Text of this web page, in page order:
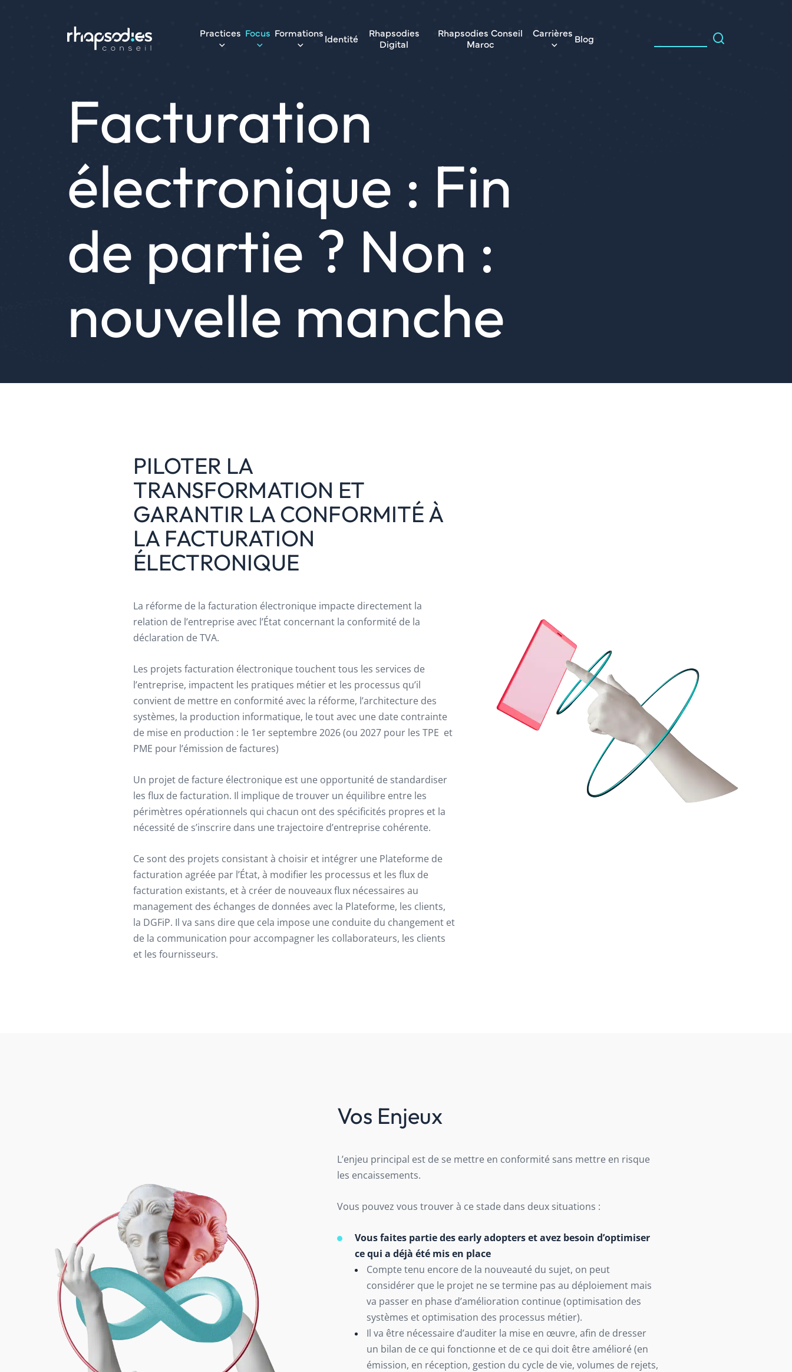
Practices Focus FormationsIdentité
Rhapsodies
Digital
Rhapsodies Conseil
Maroc
Carrières Blog
Facturation
électronique : Fin
de partie ? Non :
nouvelle manche
PILOTER LA
TRANSFORMATION ET
GARANTIR LA CONFORMITÉ À
LA FACTURATION
ÉLECTRONIQUE
La réforme de la facturation électronique impacte directement la
relation de l’entreprise avec l’État concernant la conformité de la
déclaration de TVA.
Les projets facturation électronique touchent tous les services de
l’entreprise, impactent les pratiques métier et les processus qu’il
convient de mettre en conformité avec la réforme, l’architecture des
systèmes, la production informatique, le tout avec une date contrainte
de mise en production : le 1er septembre 2026 (ou 2027 pour les TPE et
PME pour l’émission de factures)
Un projet de facture électronique est une opportunité de standardiser
les flux de facturation. Il implique de trouver un équilibre entre les
périmètres opérationnels qui chacun ont des spécificités propres et la
nécessité de s’inscrire dans une trajectoire d’entreprise cohérente.
Ce sont des projets consistant à choisir et intégrer une Plateforme de
facturation agréée par l’État, à modifier les processus et les flux de
facturation existants, et à créer de nouveaux flux nécessaires au
management des échanges de données avec la Plateforme, les clients,
la DGFiP. Il va sans dire que cela impose une conduite du changement et
de la communication pour accompagner les collaborateurs, les clients
et les fournisseurs.
Vos Enjeux
L’enjeu principal est de se mettre en conformité sans mettre en risque
les encaissements.
Vous pouvez vous trouver à ce stade dans deux situations :
Vous faites partie des early adopters et avez besoin d’optimiser
ce qui a déjà été mis en place
Compte tenu encore de la nouveauté du sujet, on peut
considérer que le projet ne se termine pas au déploiement mais
va passer en phase d’amélioration continue (optimisation des
systèmes et optimisation des processus métier).
Il va être nécessaire d’auditer la mise en œuvre, afin de dresser
un bilan de ce qui fonctionne et de ce qui doit être amélioré (en
émission, en réception, gestion du cycle de vie, volumes de rejets,